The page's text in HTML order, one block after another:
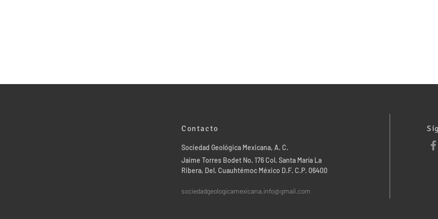
Contacto
Sociedad Geológica Mexicana, A. C.
Jaime Torres Bodet No. 176 Col. Santa María La
Ribera, Del. Cuauhtémoc México D.F. C.P. 06400
sociedadgeologicamexicana.info@gmail.com